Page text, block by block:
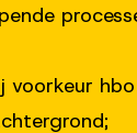
hbo